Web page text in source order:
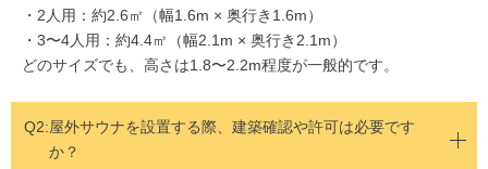
・2人用：約2.6㎡（幅1.6m × 奥行き1.6m）
・3〜4人用：約4.4㎡（幅2.1m × 奥行き2.1m）
どのサイズでも、高さは1.8〜2.2m程度が一般的です。
Q2:屋外サウナを設置する際、建築確認や許可は必要です
か？